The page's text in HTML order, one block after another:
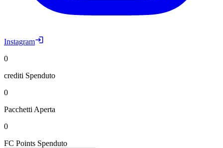
Instagram
0
crediti Spenduto
0
Pacchetti Aperta
0
FC Points Spenduto